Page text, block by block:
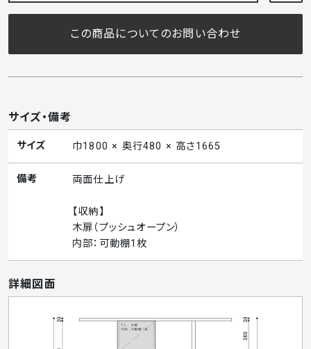
この商品についてのお問い合わせ
サイズ・備考
サイズ 巾1800 × 奥行480 × 高さ1665
備考 両面仕上げ
【収納】
木扉（プッシュオープン）
内部：可動棚1枚
詳細図面